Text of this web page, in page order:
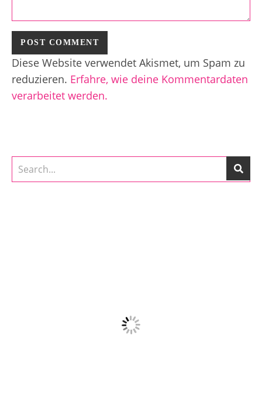
Diese Website verwendet Akismet, um Spam zu
reduzieren. Erfahre, wie deine Kommentardaten
verarbeitet werden.